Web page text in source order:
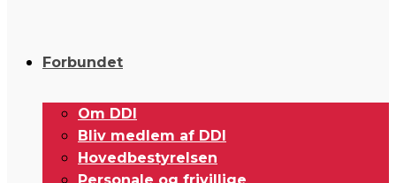
Forbundet
Om DDI
Bliv medlem af DDI
Hovedbestyrelsen